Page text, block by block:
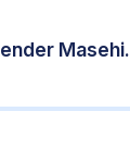
Masehi.